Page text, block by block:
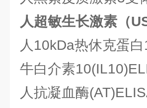
人超敏生长激素（
人10kDa热休克蛋
牛白介素
人抗凝血酶